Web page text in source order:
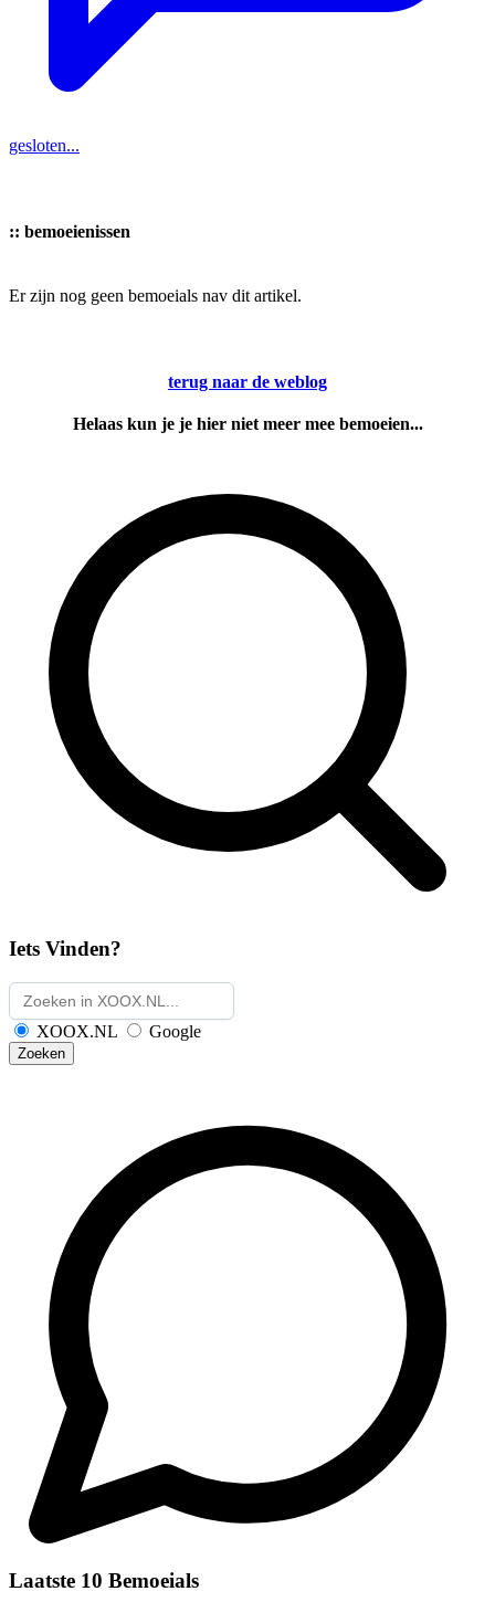
gesloten...
:: bemoeienissen
Er zijn nog geen bemoeials nav dit artikel.
terug naar de weblog
Helaas kun je je hier niet meer mee bemoeien...
Iets Vinden?
XOOX.NL Google
Zoeken
Laatste 10 Bemoeials